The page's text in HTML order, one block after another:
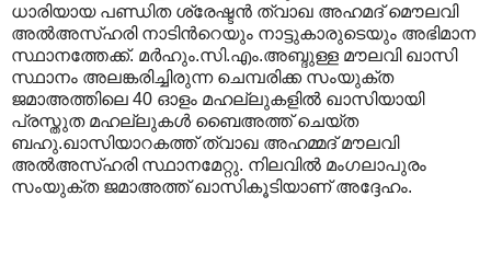
ധാരിയായ പണ്ഡിത ശ്രേഷ്ടന്‍ ത്വാഖ അഹമദ്‌ മൌലവി
അല്‍അസ്ഹരി നാടിന്‍റെയും നാട്ടുകാരുടെയും അഭിമാന
സ്ഥാനത്തേക്ക്‌. മര്‍ഹും.സി.എം.അബ്ദുള്ള മൗലവി ഖാസി
സ്ഥാനം അലങ്കരിച്ചിരുന്ന ചെമ്പരിക്ക സംയുക്ത
ജമാഅത്തിലെ 40 ഓളം മഹല്ലുകളില്‍ ഖാസിയായി
പ്രസ്തുത മഹല്ലുകള്‍ ബൈഅത്ത് ചെയ്ത
ബഹു.ഖാസിയാറകത്ത് ത്വാഖ അഹമ്മദ് മൗലവി
അല്‍അസ്ഹരി സ്ഥാനമേറ്റു. നിലവില്‍ മംഗലാപുരം
സംയുക്ത ജമാഅത്ത് ഖാസികൂടിയാണ് അദ്ദേഹം.